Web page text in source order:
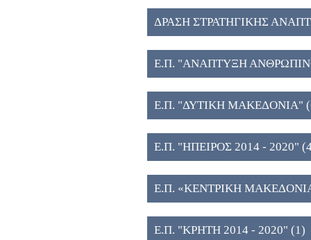
ΔΡΑΣΗ ΣΤΡΑΤΗΓΙΚΗΣ
ΤΕΧΝΟΛΟΓΙΚΩΝ ΦΟΡΕΩΝ
Ε.Π. "ΑΝΑΠΤΥΞΗ
ΔΙΑ ΒΙΟΥ ΜΑΘΗΣΗ" (5)
Ε.Π. "ΔΥΤΙΚΗ ΜΑΚΕΔΟΝΙΑ"
Ε.Π. "ΗΠΕΙΡΟΣ 2014 - 2020"
Ε.Π. «ΚΕΝΤΡΙΚΗ
ΥΠΟΔΟΜΩΝ ΕΡΕΥΝΑΣ ΚΑΙ
Ε.Π. "ΚΡΗΤΗ 2014 - 2020" (1)